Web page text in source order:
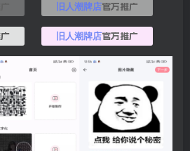
旧人潮牌店官方推广
旧人潮牌店官方推广